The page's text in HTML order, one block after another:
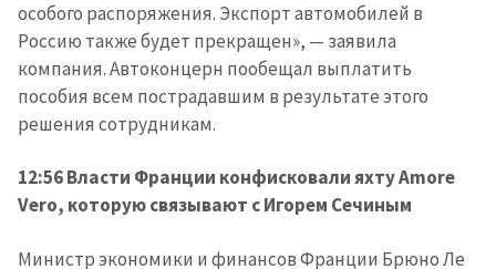
особого распоряжения. Экспорт автомобилей в
Россию также будет прекращен», — заявила
компания. Автоконцерн пообещал выплатить
пособия всем пострадавшим в результате этого
решения сотрудникам.
12:56 Власти Франции конфисковали яхту Amore
Vero, которую связывают с Игорем Сечиным
Министр экономики и финансов Франции Брюно Ле